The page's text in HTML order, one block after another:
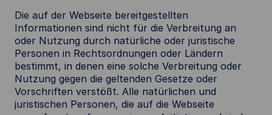
Die auf der Webseite bereitgestellten
Informationen sind nicht für die Verbreitung an
oder Nutzung durch natürliche oder juristische
Personen in Rechtsordnungen oder Ländern
bestimmt, in denen eine solche Verbreitung oder
Nutzung gegen die geltenden Gesetze oder
Vorschriften verstößt. Alle natürlichen und
juristischen Personen, die auf die Webseite